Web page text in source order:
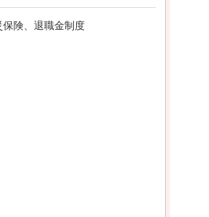
険、退職金制度